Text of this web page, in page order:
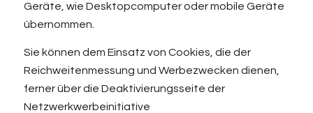
Geräte, wie Desktopcomputer oder mobile Geräte
übernommen.
Sie können dem Einsatz von Cookies, die der
Reichweitenmessung und Werbezwecken dienen,
ferner über die Deaktivierungsseite der
Netzwerkwerbeinitiative